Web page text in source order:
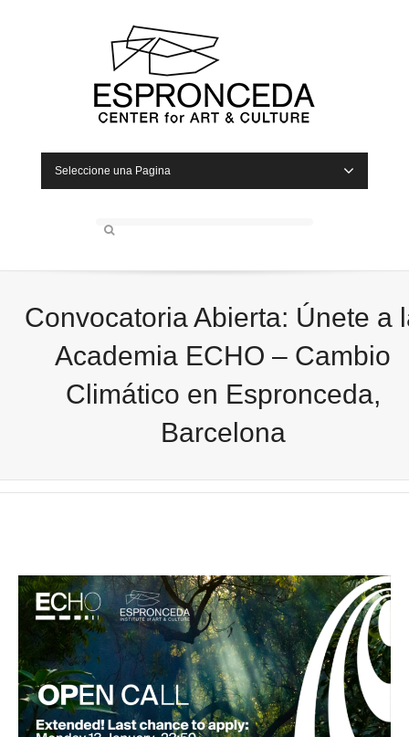
Seleccione una Pagina
Convocatoria Abierta: Únete a
Academia ECHO – Cambio
Climático en Espronceda,
Barcelona